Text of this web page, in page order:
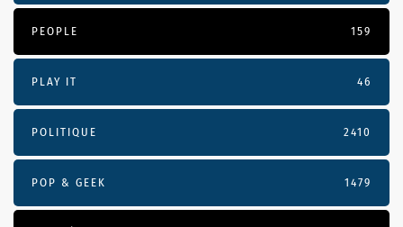
PEOPLE 159
PLAY IT 46
POLITIQUE 2410
POP & GEEK 1479